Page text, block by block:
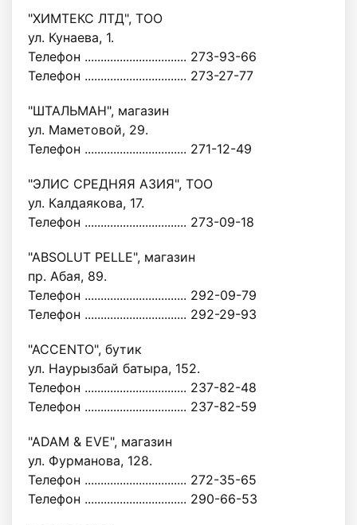
"ХИМТЕКС ЛТД", ТОО
ул. Кунаева, 1.
Телефон ................................ 273-93-66
Телефон ................................ 273-27-77
"ШТАЛЬМАН", магазин
ул. Маметовой, 29.
Телефон ................................ 271-12-49
"ЭЛИС СРЕДНЯЯ АЗИЯ", ТОО
ул. Калдаякова, 17.
Телефон ................................ 273-09-18
"ABSOLUT PELLE", магазин
пр. Абая, 89.
Телефон ................................ 292-09-79
Телефон ................................ 292-29-93
"ACCENTO", бутик
ул. Наурызбай батыра, 152.
Телефон ................................ 237-82-48
Телефон ................................ 237-82-59
"ADAM & EVE", магазин
ул. Фурманова, 128.
Телефон ................................ 272-35-65
Телефон ................................ 290-66-53